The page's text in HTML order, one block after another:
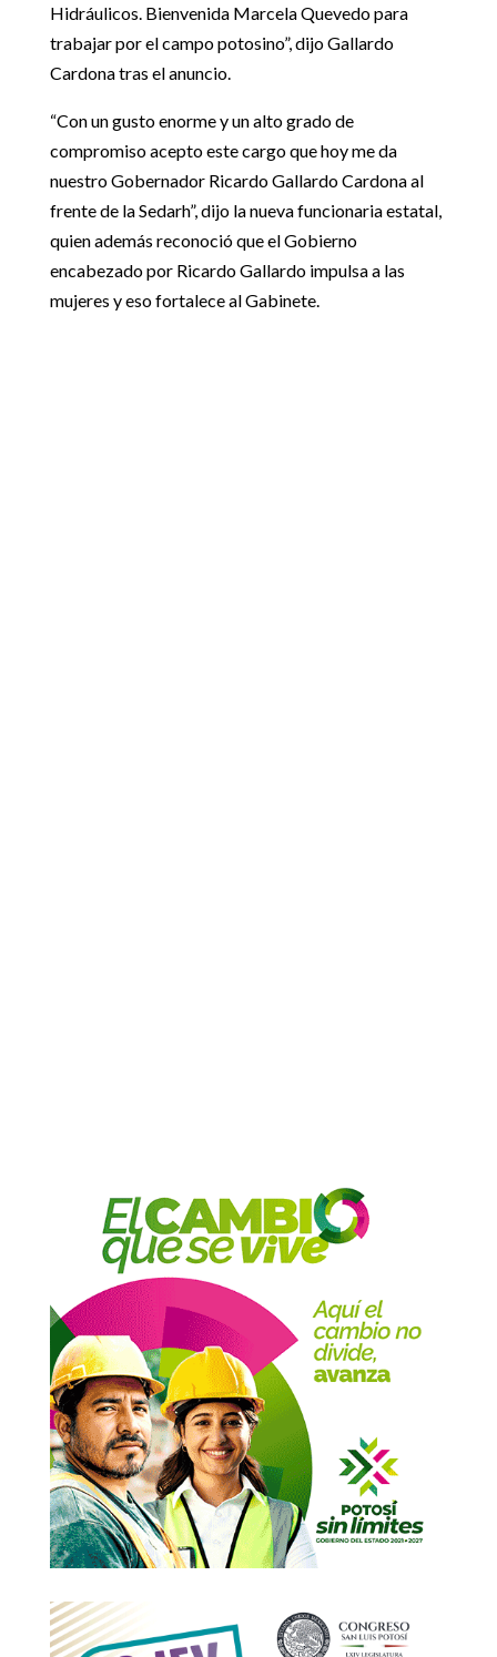
Hidráulicos. Bienvenida Marcela Quevedo para
trabajar por el campo potosino”, dijo Gallardo
Cardona tras el anuncio.
“Con un gusto enorme y un alto grado de
compromiso acepto este cargo que hoy me da
nuestro Gobernador Ricardo Gallardo Cardona al
frente de la Sedarh”, dijo la nueva funcionaria estatal,
quien además reconoció que el Gobierno
encabezado por Ricardo Gallardo impulsa a las
mujeres y eso fortalece al Gabinete.